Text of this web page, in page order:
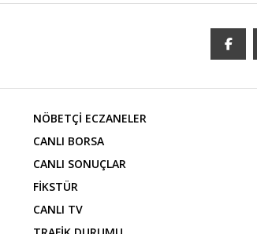
NÖBETÇİ ECZANELER
CANLI BORSA
CANLI SONUÇLAR
FİKSTÜR
CANLI TV